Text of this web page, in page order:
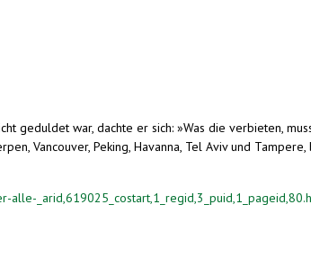
geduldet war, dachte er sich: »Was die verbieten,
Vancouver, Peking, Havanna, Tel Aviv und